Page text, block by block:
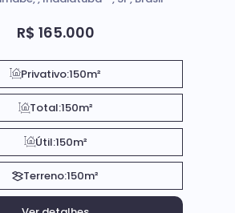
R$ 165.000
Privativo:150m²
Total:150m²
Útil:150m²
Terreno:150m²